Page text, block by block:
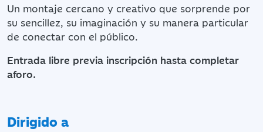
Un montaje cercano y creativo que sorprende por
su sencillez, su imaginación y su manera particular
de conectar con el público.
Entrada libre previa inscripción hasta completar
aforo.
Dirigido a